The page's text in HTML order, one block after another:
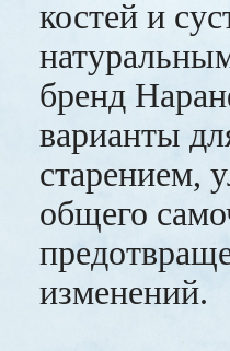
костей и
бренд
варианты
старением,
общего
изменений.